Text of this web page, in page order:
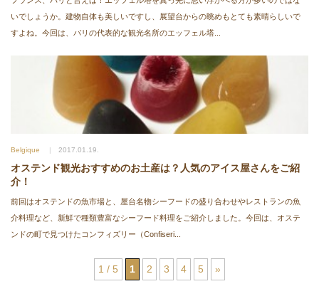
いでしょうか。建物自体も美しいですし、展望台からの眺めもとても素晴らしいで
すよね。今回は、パリの代表的な観光名所のエッフェル塔...
Belgique 2017.01.19.
オステンド観光おすすめのお土産は？人気のアイス屋さんをご紹
介！
前回はオステンドの魚市場と、屋台名物シーフードの盛り合わせやレストランの魚
介料理など、新鮮で種類豊富なシーフード料理をご紹介しました。今回は、オステ
ンドの町で見つけたコンフィズリー（Confiseri...
1 / 5 1 2 3 4 5 »